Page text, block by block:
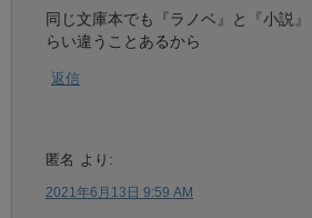
同じ文庫本でも『ラノベ』と『小説
らい違うことあるから
返信
匿名 より:
2021年6月13日 9:59 AM